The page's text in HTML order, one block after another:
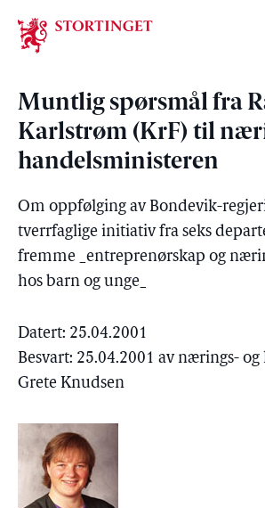
Stortinget.no
Muntlig spørsmål fra
Karlstrøm (KrF) til
handelsministeren
Om oppfølging av Bondevik-
tverrfaglige initiativ fra seks
fremme _entreprenørskap og
hos barn og unge_
Datert: 25.04.2001
Besvart: 25.04.2001 av nærings-
Grete Knudsen